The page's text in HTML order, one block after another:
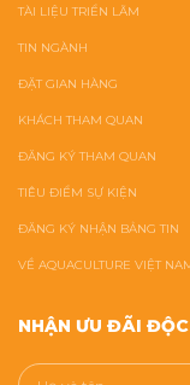
TÀI LIỆU TRIỂN LÃM
TIN NGÀNH
ĐẶT GIAN HÀNG
KHÁCH THAM QUAN
ĐĂNG KÝ THAM QUAN
TIÊU ĐIỂM SỰ KIỆN
ĐĂNG KÝ NHẬN BẢNG TIN
VỀ AQUACULTURE VIỆT
NHẬN ƯU ĐÃI